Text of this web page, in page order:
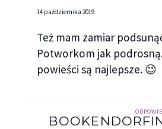
14 października 2019
Też mam zamiar
Potworkom jak
powieści są najlepsze. 😉